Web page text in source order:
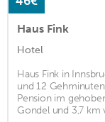
Haus Fink
Hotel
Haus Fink in
und 12
Pension im
Gondel und 3,7 km